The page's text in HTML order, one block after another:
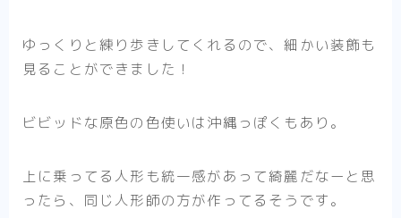
ゆっくりと練り歩きしてくれるので、細かい装飾も
見ることができました！
ビビッドな原色の色使いは沖縄っぽくもあり。
上に乗ってる人形も統一感があって綺麗だなーと思
ったら、同じ人形師の方が作ってるそうです。